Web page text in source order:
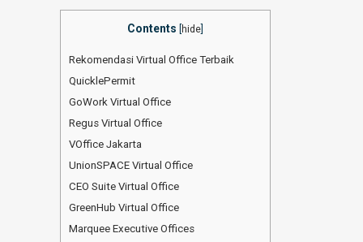
Contents hide
Rekomendasi Virtual Office Terbaik
QuicklePermit
GoWork Virtual Office
Regus Virtual Office
VOffice Jakarta
UnionSPACE Virtual Office
CEO Suite Virtual Office
GreenHub Virtual Office
Marquee Executive Offices